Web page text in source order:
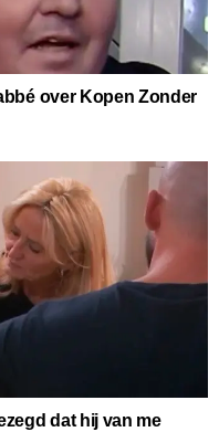
over Kopen Zonder
dat hij van me